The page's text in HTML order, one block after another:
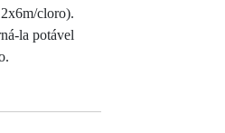
cloro).
la potável